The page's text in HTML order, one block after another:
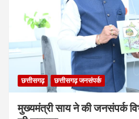
छत्तीसगढ़ छत्तीसगढ़ जनसंपर्क
मुख्यमंत्री साय ने की जनसंपर्क